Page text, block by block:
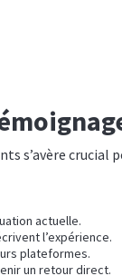
s’avère crucial
actuelle.
l’expérience.
plateformes.
un retour direct.